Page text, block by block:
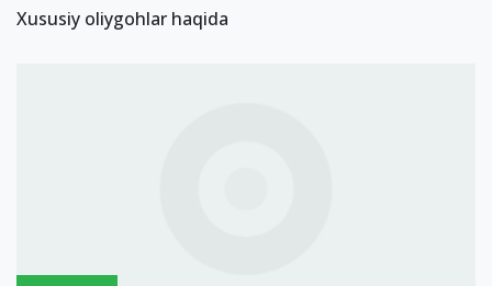
Xususiy oliygohlar haqida